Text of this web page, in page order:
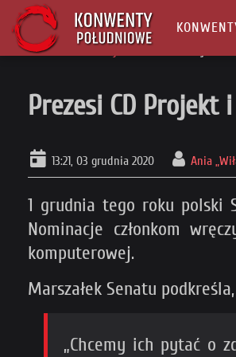
Główna
Prezesi CD Projekt
13:21, 03 grudnia 2020 Ania
1 grudnia tego roku polski
Nominacje członkom
komputerowej.
Marszałek Senatu
„Chcemy ich pytać o